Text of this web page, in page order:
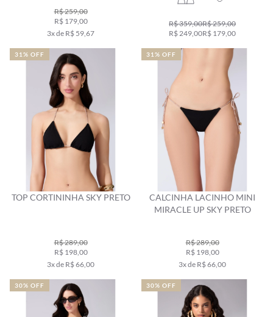
R$ 259,00
R$ 179,00
3x de R$ 59,67
R$ 359,00
R$ 249,00
R$ 259,00
R$ 179,00
TOP CORTININHA SKY PRETO
R$ 289,00
R$ 198,00
3x de R$ 66,00
31% OFF
CALCINHA LACINHO MINI
MIRACLE UP SKY PRETO
R$ 289,00
R$ 198,00
3x de R$ 66,00
31% OFF
30% OFF 30% OFF